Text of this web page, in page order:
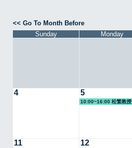
<< Go To Month Before
Sunday
Monday
4 5
10:00~16:00 松繁教授
11 12